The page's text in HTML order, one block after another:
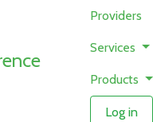
Providers
Services
Products
Log in